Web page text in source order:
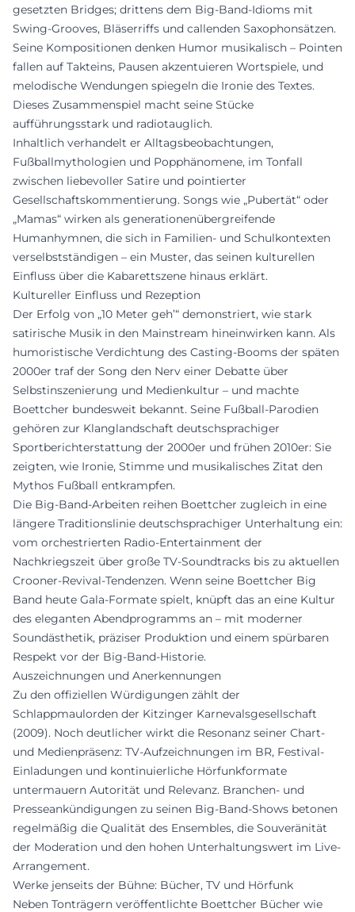
gesetzten Bridges; drittens dem Big-Band-Idioms mit
Swing-Grooves, Bläserriffs und callenden Saxophonsätzen.
Seine Kompositionen denken Humor musikalisch – Pointen
fallen auf Takteins, Pausen akzentuieren Wortspiele, und
melodische Wendungen spiegeln die Ironie des Textes.
Dieses Zusammenspiel macht seine Stücke
aufführungsstark und radiotauglich.
Inhaltlich verhandelt er Alltagsbeobachtungen,
Fußballmythologien und Popphänomene, im Tonfall
zwischen liebevoller Satire und pointierter
Gesellschaftskommentierung. Songs wie „Pubertät“ oder
„Mamas“ wirken als generationenübergreifende
Humanhymnen, die sich in Familien- und Schulkontexten
verselbstständigen – ein Muster, das seinen kulturellen
Einfluss über die Kabarettszene hinaus erklärt.
Kultureller Einfluss und Rezeption
Der Erfolg von „10 Meter geh’“ demonstriert, wie stark
satirische Musik in den Mainstream hineinwirken kann. Als
humoristische Verdichtung des Casting-Booms der späten
2000er traf der Song den Nerv einer Debatte über
Selbstinszenierung und Medienkultur – und machte
Boettcher bundesweit bekannt. Seine Fußball-Parodien
gehören zur Klanglandschaft deutschsprachiger
Sportberichterstattung der 2000er und frühen 2010er: Sie
zeigten, wie Ironie, Stimme und musikalisches Zitat den
Mythos Fußball entkrampfen.
Die Big-Band-Arbeiten reihen Boettcher zugleich in eine
längere Traditionslinie deutschsprachiger Unterhaltung ein:
vom orchestrierten Radio-Entertainment der
Nachkriegszeit über große TV-Soundtracks bis zu aktuellen
Crooner-Revival-Tendenzen. Wenn seine Boettcher Big
Band heute Gala-Formate spielt, knüpft das an eine Kultur
des eleganten Abendprogramms an – mit moderner
Soundästhetik, präziser Produktion und einem spürbaren
Respekt vor der Big-Band-Historie.
Auszeichnungen und Anerkennungen
Zu den offiziellen Würdigungen zählt der
Schlappmaulorden der Kitzinger Karnevalsgesellschaft
(2009). Noch deutlicher wirkt die Resonanz seiner Chart-
und Medienpräsenz: TV-Aufzeichnungen im BR, Festival-
Einladungen und kontinuierliche Hörfunkformate
untermauern Autorität und Relevanz. Branchen- und
Presseankündigungen zu seinen Big-Band-Shows betonen
regelmäßig die Qualität des Ensembles, die Souveränität
der Moderation und den hohen Unterhaltungswert im Live-
Arrangement.
Werke jenseits der Bühne: Bücher, TV und Hörfunk
Neben Tonträgern veröffentlichte Boettcher Bücher wie